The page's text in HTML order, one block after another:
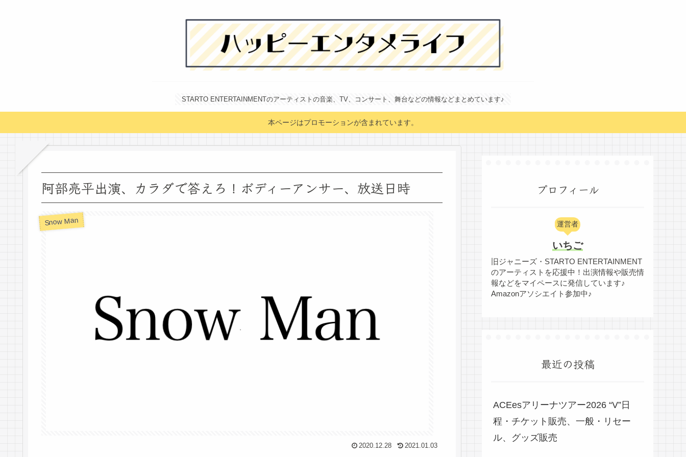
STARTO ENTERTAINMENTのアーティストの音楽、TV、コンサート、舞台などの情報などまとめています♪
本ページはプロモーションが含まれています。
阿部亮平出演、カラダで答えろ！ボディーアンサー、放送日時
Snow Man
2020.12.28 2021.01.03
プロフィール
運営者
いちご
旧ジャニーズ・STARTO ENTERTAINMENT
のアーティストを応援中！出演情報や販売情
報などをマイペースに発信しています♪
Amazonアソシエイト参加中♪
最近の投稿
ACEesアリーナツアー2026 “V”日
程・チケット販売、一般・リセー
ル、グッズ販売